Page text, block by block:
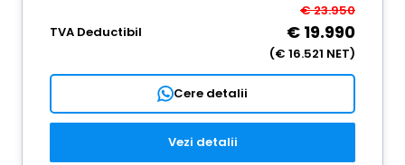
€ 23.950
TVA Deductibil
€ 19.990
(€ 16.521 NET)
Cere detalii
Vezi detalii